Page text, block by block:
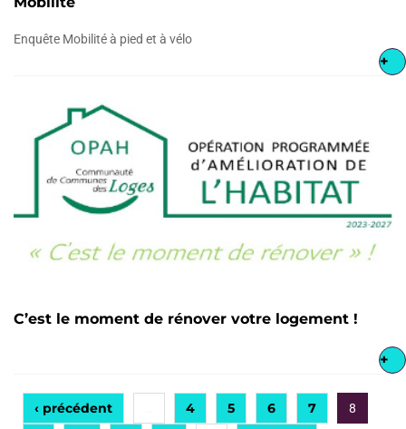
Enquête Mobilité à pied et à vélo
+
C’est le moment de rénover votre logement !
+
‹ précédent 4 5 6 7 8